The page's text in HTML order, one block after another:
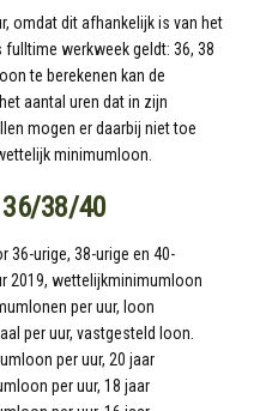
omdat dit afhankelijk is van het
werkweek geldt: 36, 38
te berekenen kan de
aantal uren dat in zijn
mogen er daarbij niet toe
minimumloon.
38/40